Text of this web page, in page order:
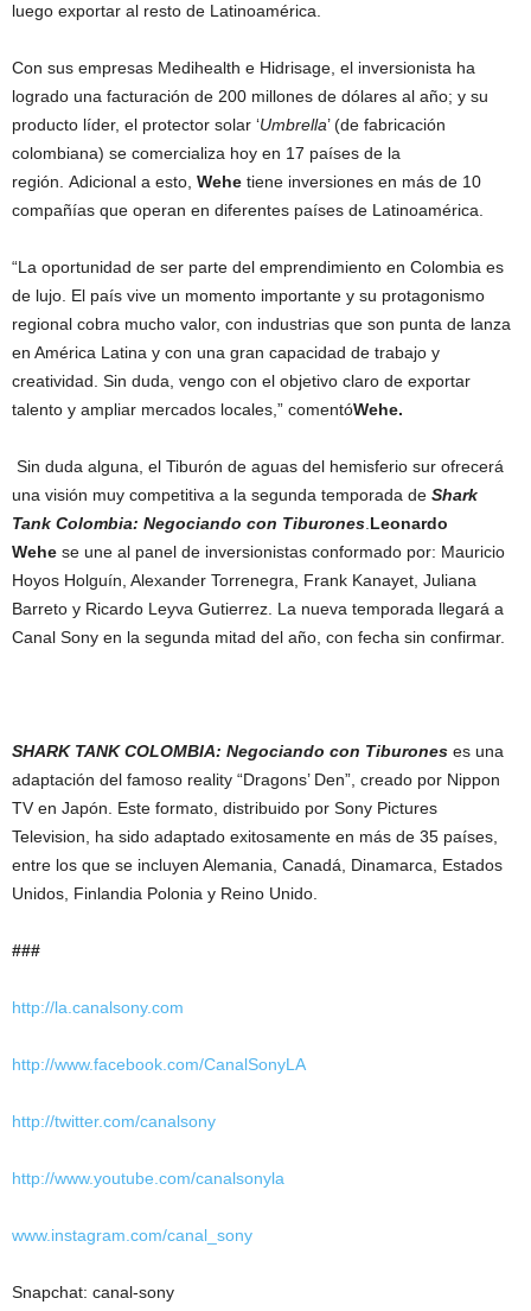
luego exportar al resto de Latinoamérica.
Con sus empresas Medihealth e Hidrisage, el inversionista ha
logrado una facturación de 200 millones de dólares al año; y su
producto líder, el protector solar ‘Umbrella’ (de fabricación
colombiana) se comercializa hoy en 17 países de la
región. Adicional a esto, Wehe tiene inversiones en más de 10
compañías que operan en diferentes países de Latinoamérica.
“La oportunidad de ser parte del emprendimiento en Colombia es
de lujo. El país vive un momento importante y su protagonismo
regional cobra mucho valor, con industrias que son punta de lanza
en América Latina y con una gran capacidad de trabajo y
creatividad. Sin duda, vengo con el objetivo claro de exportar
talento y ampliar mercados locales,” comentóWehe.
Sin duda alguna, el Tiburón de aguas del hemisferio sur ofrecerá
una visión muy competitiva a la segunda temporada de Shark
Tank Colombia: Negociando con Tiburones Leonardo
Wehe se une al panel de inversionistas conformado por: Mauricio
Hoyos Holguín, Alexander Torrenegra, Frank Kanayet, Juliana
Barreto y Ricardo Leyva Gutierrez. La nueva temporada llegará a
Canal Sony en la segunda mitad del año, con fecha sin confirmar.
SHARK TANK COLOMBIA: Negociando con Tiburones es una
adaptación del famoso reality “Dragons’ Den”, creado por Nippon
TV en Japón. Este formato, distribuido por Sony Pictures
Television, ha sido adaptado exitosamente en más de 35 países,
entre los que se incluyen Alemania, Canadá, Dinamarca, Estados
Unidos, Finlandia Polonia y Reino Unido.
###
http://la.canalsony.com
http://www.facebook.com/CanalSonyLA
http://twitter.com/canalsony
http://www.youtube.com/canalsonyla
www.instagram.com/canal_sony
Snapchat: canal-sony